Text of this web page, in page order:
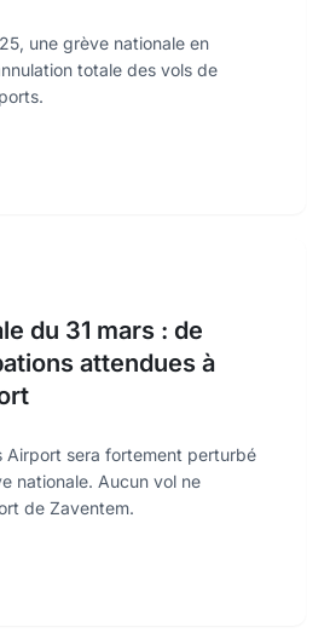
une grève nationale en
totale des vols de
du 31 mars : de
attendues à
Airport sera fortement perturbé
nationale. Aucun vol ne
de Zaventem.